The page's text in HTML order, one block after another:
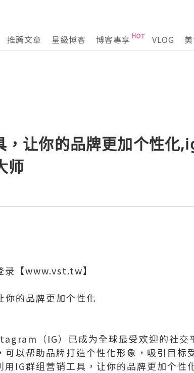
推薦文章 星級博客 博客專享 VLOG
，让你的品牌更加个性化
师
录【www.vst.tw】
你的品牌更加个性化
（IG）已成为全球最受欢迎的社交
可以帮助品牌打造个性化形象，吸引目标
IG群组营销工具，让你的品牌更加个性